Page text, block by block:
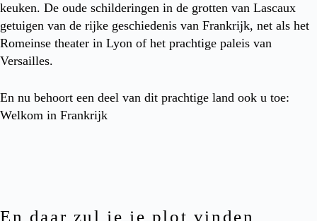
keuken. De oude schilderingen in de grotten van Lascaux
getuigen van de rijke geschiedenis van Frankrijk, net als het
Romeinse theater in Lyon of het prachtige paleis van
Versailles.
En nu behoort een deel van dit prachtige land ook u toe:
Welkom in Frankrijk
En daar zul je je plot vinden